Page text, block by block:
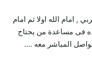
, امام الله اولا ثم امام
فى مساعدة من يحتاج
المباشر معه ….